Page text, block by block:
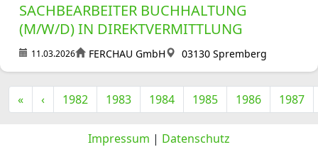
SACHBEARBEITER BUCHHALTUNG
(M/W/D) IN DIREKTVERMITTLUNG
11.03.2026 FERCHAU GmbH 03130 Spremberg
« ‹ 1982 1983 1984 1985 1986 1987
Impressum | Datenschutz